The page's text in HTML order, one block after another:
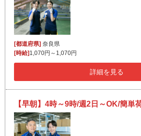
[都道府県] 奈良県
[時給] 1,070円～1,070円
詳細を見る